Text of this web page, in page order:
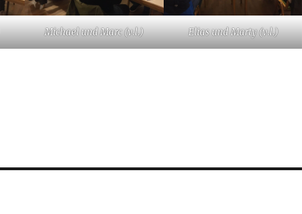
Michael und Marc (v.l.) Elias und Marty (v.l.)